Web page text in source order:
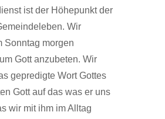
ist der Höhepunkt der
Wir
Sonntag morgen
Gott anzubeten. Wir
gepredigte Wort Gottes
Gott auf das was er uns
wir mit ihm im Alltag